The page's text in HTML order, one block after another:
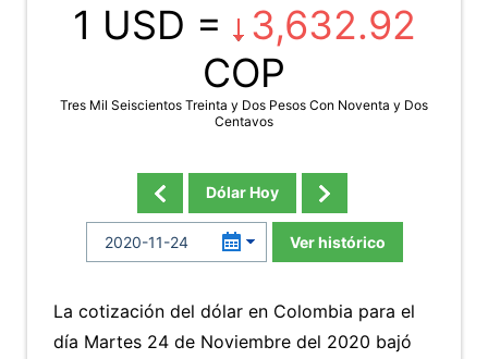
1 USD =
3,632.92
COP
Tres Mil Seiscientos Treinta y Dos Pesos Con Noventa y Dos
Centavos
Dólar Hoy
Ver histórico
La cotización del dólar en Colombia para el
día Martes 24 de Noviembre del 2020 bajó